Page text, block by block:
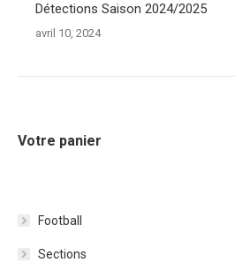
Détections Saison 2024/2025
avril 10, 2024
Votre panier
Football
Sections